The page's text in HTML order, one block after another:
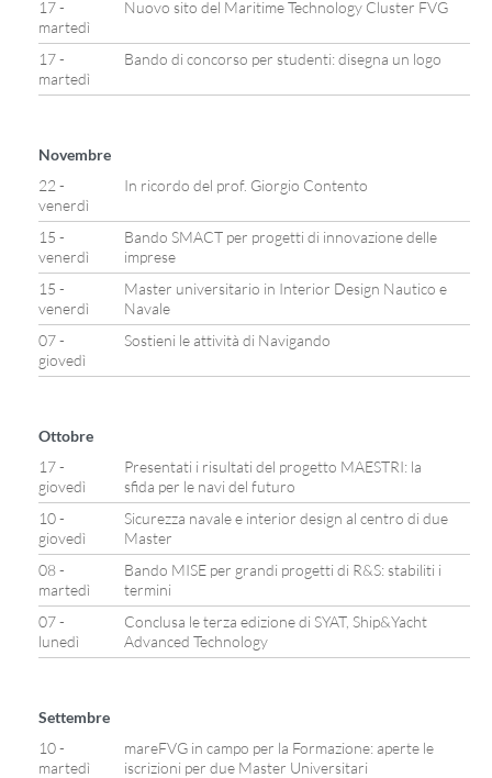
17 -
martedì
Nuovo sito del Maritime Technology Cluster FVG
17 -
martedì
Bando di concorso per studenti: disegna un logo
Novembre
22 -
venerdì
In ricordo del prof. Giorgio Contento
15 -
venerdì
Bando SMACT per progetti di innovazione delle
imprese
15 -
venerdì
Master universitario in Interior Design Nautico e
Navale
07 -
giovedì
Sostieni le attività di Navigando
Ottobre
17 -
giovedì
Presentati i risultati del progetto MAESTRI: la
sfida per le navi del futuro
10 -
giovedì
Sicurezza navale e interior design al centro di due
Master
08 -
martedì
Bando MISE per grandi progetti di R&S: stabiliti i
termini
07 -
lunedì
Conclusa le terza edizione di SYAT, Ship&Yacht
Advanced Technology
Settembre
10 -
martedì
mareFVG in campo per la Formazione: aperte le
iscrizioni per due Master Universitari